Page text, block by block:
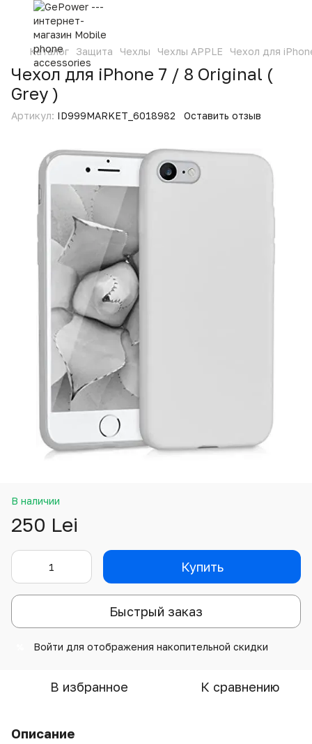
Каталог Защита Чехлы Чехлы APPLE Чехол для
Чехол для iPhone 7 / 8 Original (
Grey )
Артикул: ID999MARKET_6018982 Оставить отзыв
В наличии
250 Lei
Купить
Быстрый заказ
Войти для отображения накопительной скидки
В избранное К сравнению
Описание